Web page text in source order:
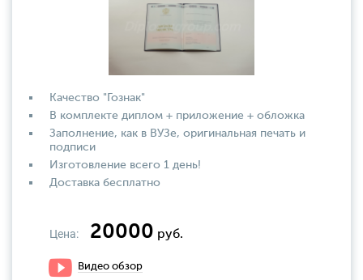
Качество "Гознак"
В комплекте диплом + приложение + обложка
Заполнение, как в ВУЗе, оригинальная печать и
подписи
Изготовление всего 1 день!
Доставка бесплатно
Цена: 20000 руб.
Видео обзор